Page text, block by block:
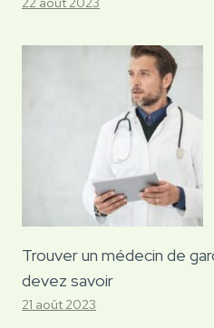
Trouver un médecin de
devez savoir
21 août 2023